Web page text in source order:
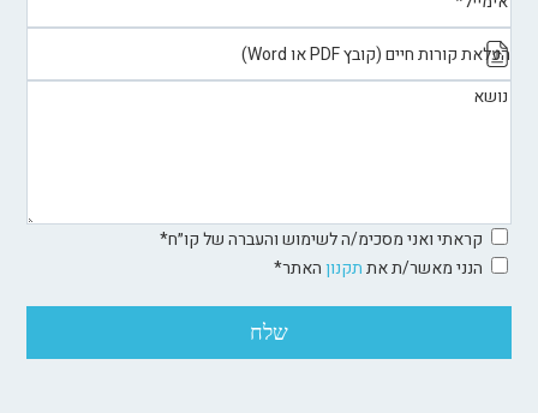
העלאת קורות חיים (קובץ PDF או Word)
קראתי ואני מסכימ/ה לשימוש והעברה של קו״ח*
הנני מאשר/ת אתתקנוןהאתר*